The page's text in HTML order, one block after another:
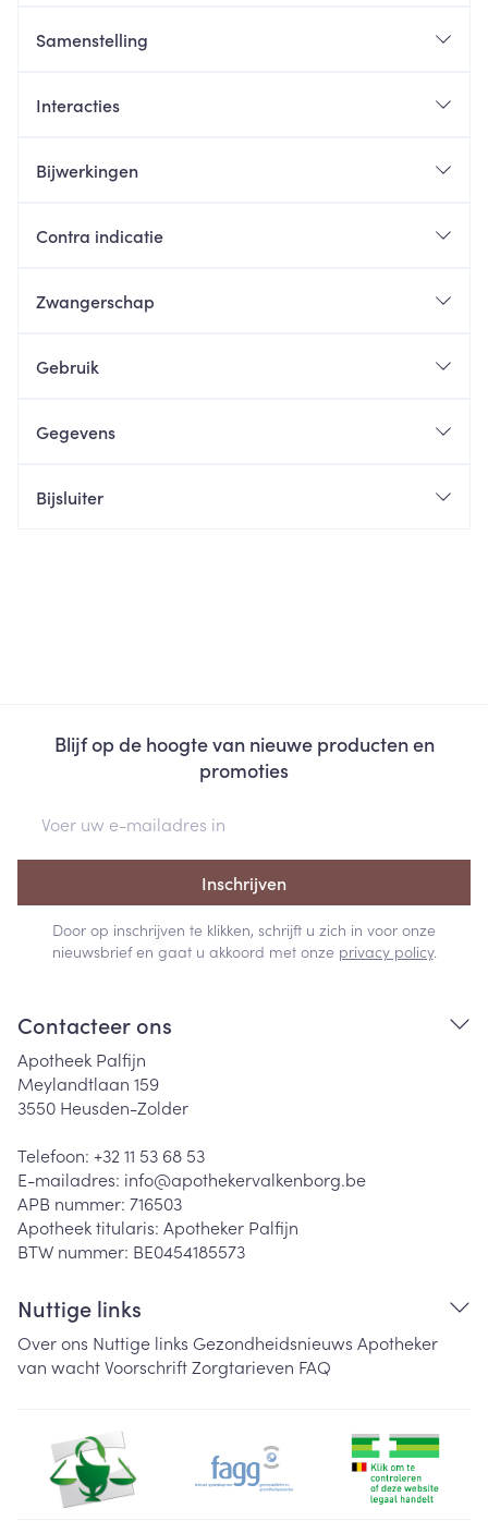
Samenstelling
Interacties
Bijwerkingen
Contra indicatie
Zwangerschap
Gebruik
Gegevens
Bijsluiter
Blijf op de hoogte van nieuwe producten en
promoties
Inschrijven
Door op inschrijven te klikken, schrijft u zich in voor onze
nieuwsbrief en gaat u akkoord met onze privacy policy.
Contacteer ons
Apotheek Palfijn
Meylandtlaan 159
3550 Heusden-Zolder
Telefoon: +32 11 53 68 53
E-mailadres: info@apothekervalkenborg.be
APB nummer: 716503
Apotheek titularis: Apotheker Palfijn
BTW nummer: BE0454185573
Nuttige links
Over ons Nuttige links Gezondheidsnieuws Apotheker
van wachtVoorschriftZorgtarieven FAQ